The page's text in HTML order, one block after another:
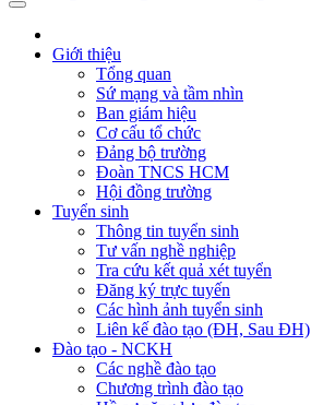
Giới thiệu
Tổng quan
Sứ mạng và tầm nhìn
Ban giám hiệu
Cơ cấu tổ chức
Đảng bộ trường
Đoàn TNCS HCM
Hội đồng trường
Tuyển sinh
Thông tin tuyển sinh
Tư vấn nghề nghiệp
Tra cứu kết quả xét tuyển
Đăng ký trực tuyến
Các hình ảnh tuyển sinh
Liên kế đào tạo (ĐH, Sau ĐH)
Đào tạo - NCKH
Các nghề đào tạo
Chương trình đào tạo